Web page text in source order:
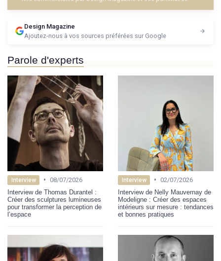
Design Magazine
Ajoutez-nous à vos sources préférées sur Google
Parole d'experts
Interview • 08/07/2026
Interview de Thomas Durantel :
Créer des sculptures lumineuses
pour transformer la perception de
l’espace
Interview • 02/07/2026
Interview de Nelly Mauvernay de
Modeligne : Créer des espaces
intérieurs sur mesure : tendances
et bonnes pratiques